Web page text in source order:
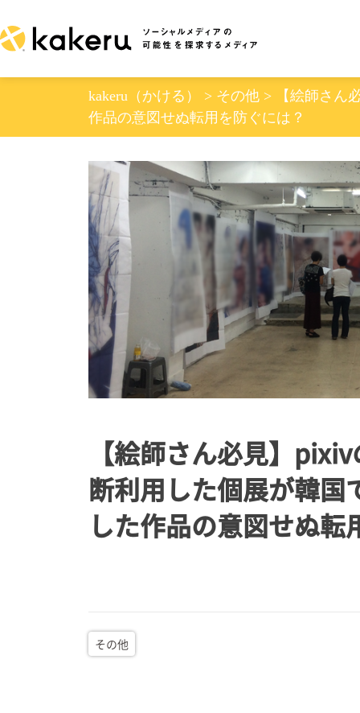
to
content
kakeru（かける） > その他 >
【絵師さん
作品の意図せぬ転用を防ぐには？
【絵師さん必見】
断利用した個展が韓国
した作品の意図せぬ転
その他